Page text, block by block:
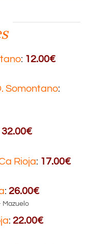
: 12.00€
Somontano:
32.00€
Rioja: 17.00€
: 26.00€
Mazuelo
: 22.00€